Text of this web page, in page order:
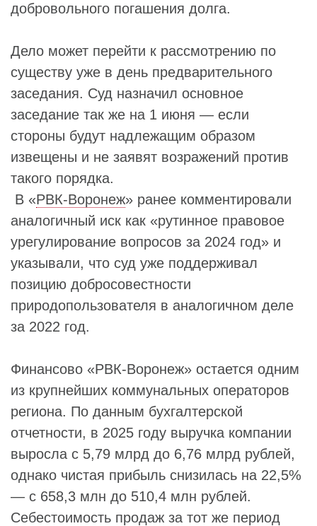
добровольного погашения долга.
Дело может перейти к рассмотрению по
существу уже в день предварительного
заседания. Суд назначил основное
заседание так же на 1 июня — если
стороны будут надлежащим образом
извещены и не заявят возражений против
такого порядка.
В «РВК-Воронеж» ранее комментировали
аналогичный иск как «рутинное правовое
урегулирование вопросов за 2024 год» и
указывали, что суд уже поддерживал
позицию добросовестности
природопользователя в аналогичном деле
за 2022 год.
Финансово «РВК-Воронеж» остается одним
из крупнейших коммунальных операторов
региона. По данным бухгалтерской
отчетности, в 2025 году выручка компании
выросла с 5,79 млрд до 6,76 млрд рублей,
однако чистая прибыль снизилась на 22,5%
— с 658,3 млн до 510,4 млн рублей.
Себестоимость продаж за тот же период